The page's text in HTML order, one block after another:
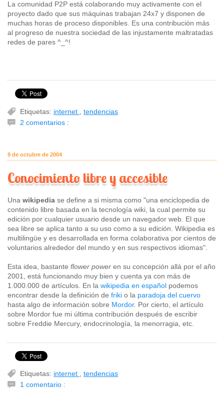
La comunidad P2P está colaborando muy activamente con el
proyecto dado que sus máquinas trabajan 24x7 y disponen de
muchas horas de proceso disponibles. Es una contribución más
al progreso de nuestra sociedad de las injustamente maltratadas
redes de pares ^_^!
Etiquetas: internet ,tendencias
2 comentarios :
9 de octubre de 2004
Conocimiento libre y accesible
Una wikipedia se define a si misma como "una enciclopedia de
contenido libre basada en la tecnología wiki, la cual permite su
edición por cualquier usuario desde un navegador web. El que
sea libre se aplica tanto a su uso como a su edición. Wikipedia es
multilingüe y es desarrollada en forma colaborativa por cientos de
voluntarios alrededor del mundo y en sus respectivos idiomas".
Esta idea, bastante flower power en su concepción allá por el año
2001, está funcionando muy bien y cuenta ya con más de
1.000.000 de artículos. En la wikipedia en español podemos
encontrar desde la definición de friki o la paradoja del cuervo
hasta algo de información sobre Mordor. Por cierto, el artículo
sobre Mordor fue mi última contribución después de escribir
sobre Freddie Mercury, endocrinología, la menorragia, etc.
Etiquetas: internet ,tendencias
1 comentario :